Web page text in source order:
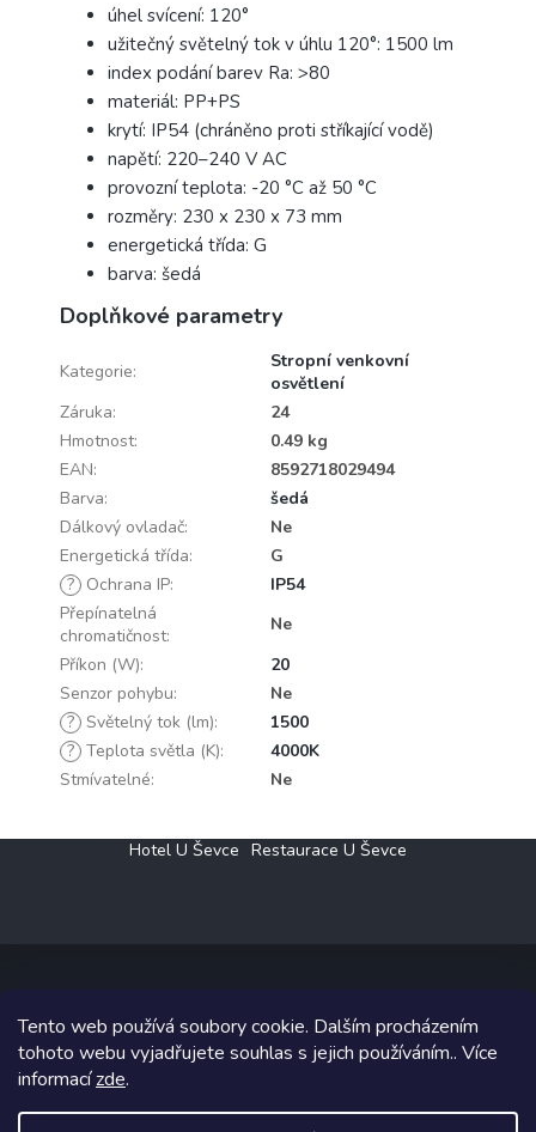
Tento web používá soubory cookie. Dalším procházením
tohoto webu vyjadřujete souhlas s jejich používáním.. Více
informacízde.
úhel svícení: 120°
užitečný světelný tok v úhlu 120°: 1500 lm
index podání barev Ra: >80
materiál: PP+PS
krytí: IP54 (chráněno proti stříkající vodě)
napětí: 220–240 V AC
provozní teplota: -20 °C až 50 °C
rozměry: 230 x 230 x 73 mm
energetická třída: G
barva: šedá
Doplňkové parametry
Kategorie:
Stropní venkovní
osvětlení
Záruka:
24
Hmotnost:
0.49 kg
EAN:
8592718029494
Barva:
šedá
Dálkový ovladač:
Ne
Energetická třída:
G
? Ochrana IP:
IP54
Přepínatelná
chromatičnost:
Ne
Příkon (W):
20
Senzor pohybu:
Ne
? Světelný tok (lm):
1500
? Teplota světla (K):
4000K
Stmívatelné: Ne
Hotel U Ševce Restaurace U Ševce
Copyright 2026Elektro Klesný s.r.o.. Všechna práva vyhrazena.
Grafický návrh vytvořil a na Shoptet implementoval
Shoptetak.cz.